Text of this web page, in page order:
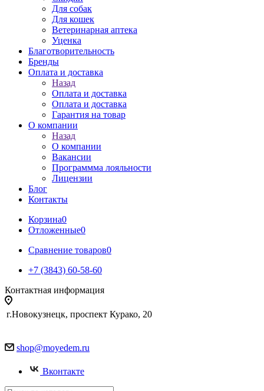
Для собак
Для кошек
Ветеринарная аптека
Уценка
Благотворительность
Бренды
Оплата и доставка
Назад
Оплата и доставка
Оплата и доставка
Гарантия на товар
О компании
Назад
О компании
Вакансии
Программма лояльности
Лицензии
Блог
Контакты
Корзина0
Отложенные0
Сравнение товаров0
+7 (3843) 60-58-60
Контактная информация
г.Новокузнецк, проспект Курако, 20
shop@moyedem.ru
Вконтакте